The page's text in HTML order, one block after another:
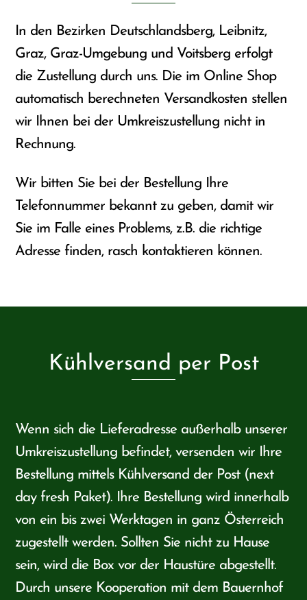
In den Bezirken Deutschlandsberg, Leibnitz,
Graz, Graz-Umgebung und Voitsberg erfolgt
die Zustellung durch uns. Die im Online Shop
automatisch berechneten Versandkosten stellen
wir Ihnen bei der Umkreiszustellung nicht in
Rechnung.
Wir bitten Sie bei der Bestellung Ihre
Telefonnummer bekannt zu geben, damit wir
Sie im Falle eines Problems, z.B. die richtige
Adresse finden, rasch kontaktieren können.
Kühlversand per Post
Wenn sich die Lieferadresse außerhalb unserer
Umkreiszustellung befindet, versenden wir Ihre
Bestellung mittels Kühlversand der Post (next
day fresh Paket). Ihre Bestellung wird innerhalb
von ein bis zwei Werktagen in ganz Österreich
zugestellt werden. Sollten Sie nicht zu Hause
sein, wird die Box vor der Haustüre abgestellt.
Durch unsere Kooperation mit dem Bauernhof